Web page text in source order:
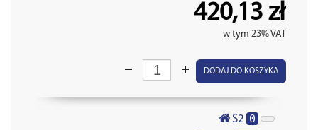
420,13 zł
w tym 23% VAT
DODAJ DO KOSZYKA
S2 0